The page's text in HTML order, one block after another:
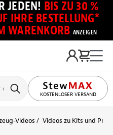
JEDEN! BIS ZU 30 %
IHRE BESTELLUNG*
WARENKORB ANZEIGEN
KOSTENLOSER VERSAND
Videos Videos zu Kits und